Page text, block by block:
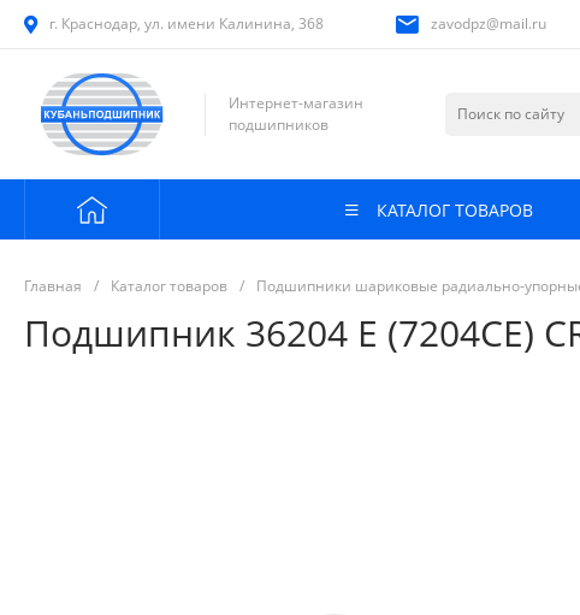
г. Краснодар, ул. имени Калинина, 368 zavodpz@mail.ru
Интернет-магазин
подшипников
КАТАЛОГ ТОВАРОВ
Главная / Каталог товаров / Подшипники шариковые радиально-
Подшипник 36204 Е (7204СЕ)